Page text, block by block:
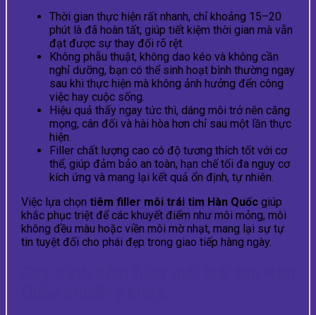
Thời gian thực hiện rất nhanh, chỉ khoảng 15–20
phút là đã hoàn tất, giúp tiết kiệm thời gian mà vẫn
đạt được sự thay đổi rõ rệt.
Không phẫu thuật, không dao kéo và không cần
nghỉ dưỡng, bạn có thể sinh hoạt bình thường ngay
sau khi thực hiện mà không ảnh hưởng đến công
việc hay cuộc sống.
Hiệu quả thấy ngay tức thì, dáng môi trở nên căng
mọng, cân đối và hài hòa hơn chỉ sau một lần thực
hiện.
Filler chất lượng cao có độ tương thích tốt với cơ
thể, giúp đảm bảo an toàn, hạn chế tối đa nguy cơ
kích ứng và mang lại kết quả ổn định, tự nhiên.
Việc lựa chọn tiêm filler môi trái tim Hàn Quốc giúp
khắc phục triệt để các khuyết điểm như môi mỏng, môi
không đều màu hoặc viền môi mờ nhạt, mang lại sự tự
tin tuyệt đối cho phái đẹp trong giao tiếp hàng ngày.